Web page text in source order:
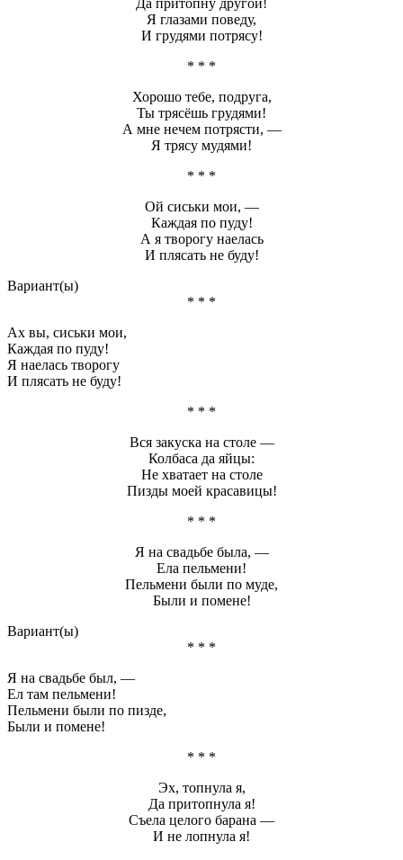
Да притопну другой!
Я глазами поведу,
И грудями потрясу!
* * *
Хорошо тебе, подруга,
Ты трясёшь грудями!
А мне нечем потрясти, —
Я трясу мудями!
* * *
Ой сиськи мои, —
Каждая по пуду!
А я творогу наелась
И плясать не буду!
Вариант(ы)
* * *
Ах вы, сиськи мои,
Каждая по пуду!
Я наелась творогу
И плясать не буду!
* * *
Вся закуска на столе —
Колбаса да яйцы:
Не хватает на столе
Пизды моей красавицы!
* * *
Я на свадьбе была, —
Ела пельмени!
Пельмени были по муде,
Были и помене!
Вариант(ы)
* * *
Я на свадьбе был, —
Ел там пельмени!
Пельмени были по пизде,
Были и помене!
* * *
Эх, топнула я,
Да притопнула я!
Съела целого барана —
И не лопнула я!